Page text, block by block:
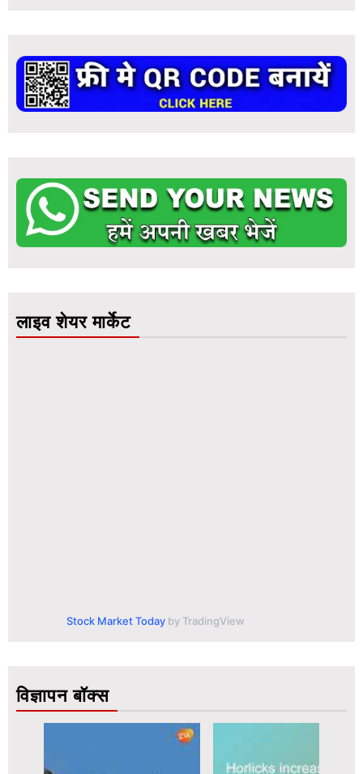
लाइव शेयर मार्केट
Stock Market Today by TradingView
विज्ञापन बॉक्स